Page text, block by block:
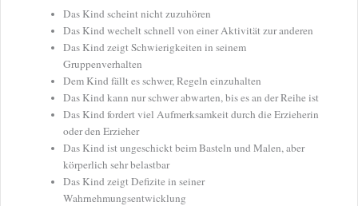
Das Kind scheint nicht zuzuhören
Das Kind wechelt schnell von einer Aktivität zur anderen
Das Kind zeigt Schwierigkeiten in seinem
Gruppenverhalten
Dem Kind fällt es schwer, Regeln einzuhalten
Das Kind kann nur schwer abwarten, bis es an der Reihe ist
Das Kind fordert viel Aufmerksamkeit durch die Erzieherin
oder den Erzieher
Das Kind ist ungeschickt beim Basteln und Malen, aber
körperlich sehr belastbar
Das Kind zeigt Defizite in seiner
Wahrnehmungsentwicklung